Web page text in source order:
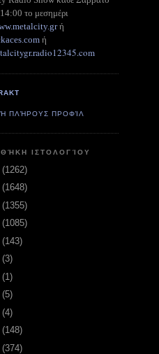
το μεσημέρι
ή
ή
ΠΛΉΡΟΥΣ ΠΡΟΦΊΛ
ΙΣΤΟΛΟΓΊΟΥ
(1262)
(1648)
(1355)
(1085)
(143)
(3)
(1)
(5)
(4)
(148)
(374)